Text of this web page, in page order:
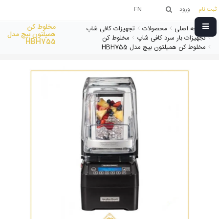
ثبت نام ورود EN
صفحه اصلی محصولات
تجهیزات کافی شاپ
تجهیزات بار سرد کافی شاپ
مخلوط کن
مخلوط کن همیلتون بیچ مدل HBH755
مخلوط کن
همیلتون بیچ مدل
HBH755